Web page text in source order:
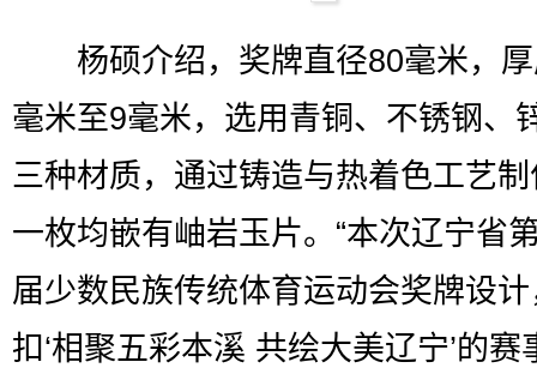
杨硕介绍，奖牌直径80毫米，厚
毫米至9毫米，选用青铜、不锈钢、
三种材质，通过铸造与热着色工艺
一枚均嵌有岫岩玉片。“本次辽宁省
届少数民族传统体育运动会奖牌设
扣‘相聚五彩本溪 共绘大美辽宁’的赛